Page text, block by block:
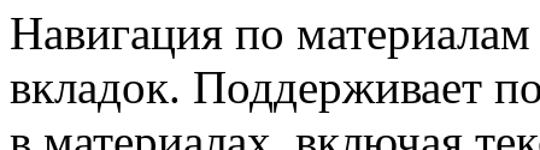
Навигация по
вкладок. Поддерживает